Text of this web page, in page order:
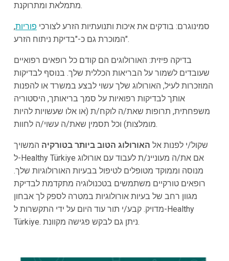
מתמלאת ומתרוקנת.
סמינוגרם: בודקים את איכות ותנועתיות הזרע לצורכי פוריות,
המוכרת גם כ-"בדיקת ניתוח הזרע".
בדיקה פיזית: האורולוגים הם קודם כל רופאים רפואיים
שעובדים לשמור על הבריאות הכללית שלך. בנוסף לבדיקות
המוזכרות לעיל, האורולוג שלך עשוי לבצע במשרד או להפנות
אותך לבדיקות רפואיות על סמך בריאותך, היסטוריה
משפחתית, תרופות שאת/ה לוקח/ת (או אלו שעשויות להיות
מומלצות) וכל תסמין שאת/ה עשוי/ה לחוות.
שקול/י לפנות אל האורולוג הטוב ביותר בטורקיה המשויך
ל-Healthy Türkiye אם את/ה מעוניינ/ת לעבוד עם אורולוג
מנוסה וממוקד מטופלים לטיפול בבעיות האורולוגיות שלך.
רופאים טורקיים משתמשים בטכנולוגיה מתקדמת לבדיקת
מגוון רחב של בעיות אורולוגיות במטרה לספק לך אבחון
מדויק. קבע/י תור עוד היום על ידי התקשרות ל-Healthy
Türkiye. ניתן גם לבקש פגישה מקוונת.